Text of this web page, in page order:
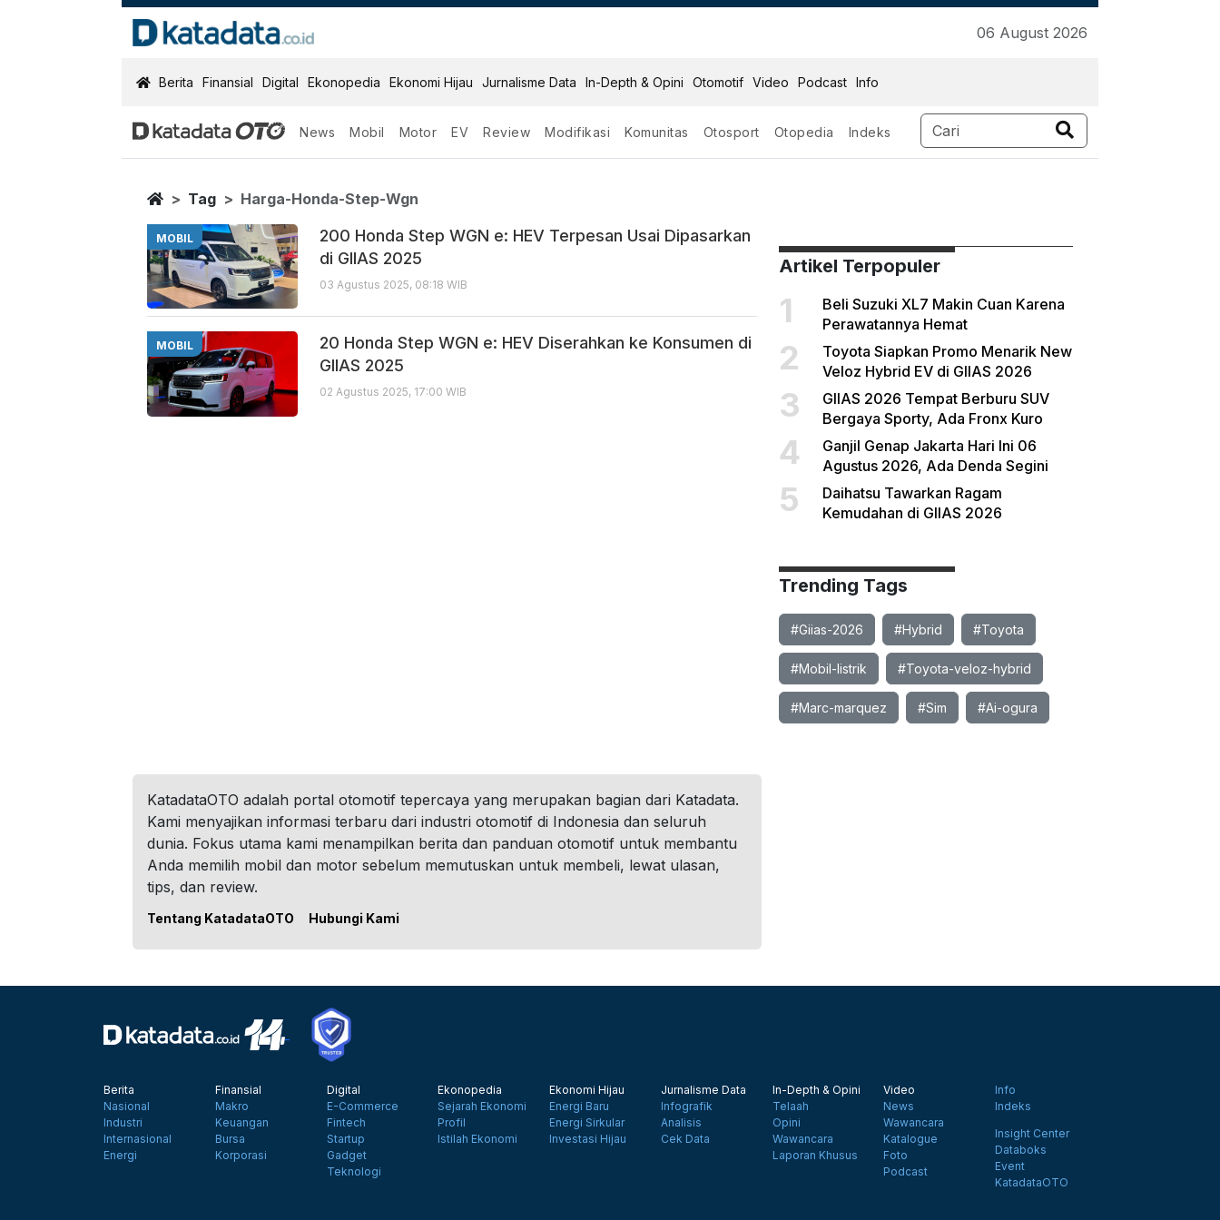
06 August 2026
KatadataOTO
Berita Finansial Digital Ekonopedia Ekonomi Hijau Jurnalisme Data In-Depth & Opini Otomotif Video Podcast Info
News Mobil Motor EV Review Modifikasi Komunitas Otosport Otopedia Indeks
Harga Honda Step Wgn
Berita Terbaru
Home
Tag Harga-Honda-Step-Wgn
MOBIL
200 Honda Step WGN e: HEV Terpesan Usai Dipasarkan
di GIIAS 2025
03 Agustus 2025, 08:18 WIB
MOBIL
20 Honda Step WGN e: HEV Diserahkan ke Konsumen di
GIIAS 2025
02 Agustus 2025, 17:00 WIB
Artikel Terpopuler
1
Beli Suzuki XL7 Makin Cuan Karena
Perawatannya Hemat
2
Toyota Siapkan Promo Menarik New
Veloz Hybrid EV di GIIAS 2026
3
GIIAS 2026 Tempat Berburu SUV
Bergaya Sporty, Ada Fronx Kuro
4
Ganjil Genap Jakarta Hari Ini 06
Agustus 2026, Ada Denda Segini
5
Daihatsu Tawarkan Ragam
Kemudahan di GIIAS 2026
Trending Tags
#Giias-2026 #Hybrid #Toyota
#Mobil-listrik #Toyota-veloz-hybrid
#Marc-marquez #Sim #Ai-ogura
KatadataOTO adalah portal otomotif tepercaya yang merupakan bagian dari Katadata.
Kami menyajikan informasi terbaru dari industri otomotif di Indonesia dan seluruh
dunia. Fokus utama kami menampilkan berita dan panduan otomotif untuk membantu
Anda memilih mobil dan motor sebelum memutuskan untuk membeli, lewat ulasan,
tips, dan review.
Tentang KatadataOTO Hubungi Kami
Berita
Nasional
Industri
Internasional
Energi
Finansial
Makro
Keuangan
Bursa
Korporasi
Digital
E-Commerce
Fintech
Startup
Gadget
Teknologi
Ekonopedia
Sejarah Ekonomi
Profil
Istilah Ekonomi
Ekonomi Hijau
Energi Baru
Energi Sirkular
Investasi Hijau
Jurnalisme Data
Infografik
Analisis
Cek Data
In-Depth & Opini
Telaah
Opini
Wawancara
Laporan Khusus
Video
News
Wawancara
Katalogue
Foto
Podcast
Info
Indeks
Insight Center
Databoks
Event
KatadataOTO